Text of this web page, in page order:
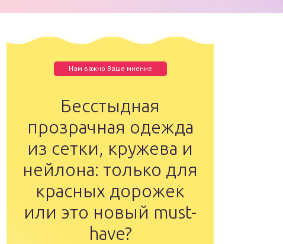
Нам важно Ваше мнение
Бесстыдная
прозрачная одежда
из сетки, кружева и
нейлона: только для
красных дорожек
или это новый must-
have?